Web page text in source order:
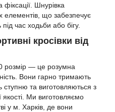
фіксації. Шнурівка
елементів, що забезпечує
під час ходьби або бігу.
кросівки від
розмір — це розумна
Вони гарно тримають
та виготовляються з
якості. Ми виготовляємо
у м. Харків, де вони